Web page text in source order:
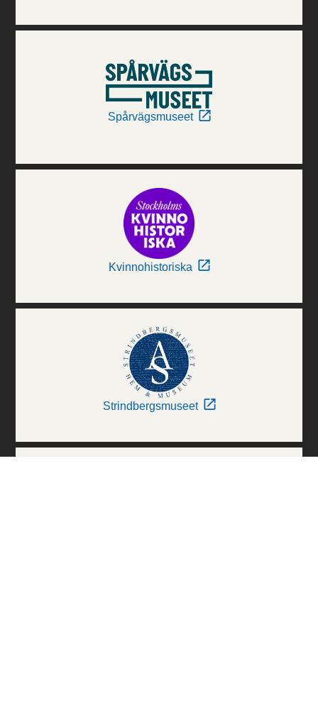
Spårvägsmuseet
Kvinnohistoriska
Strindbergsmuseet